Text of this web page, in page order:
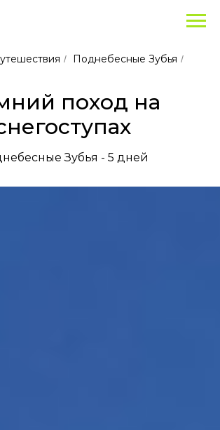
/ Поднебесные Зубья /
поход на
Зубья - 5 дней